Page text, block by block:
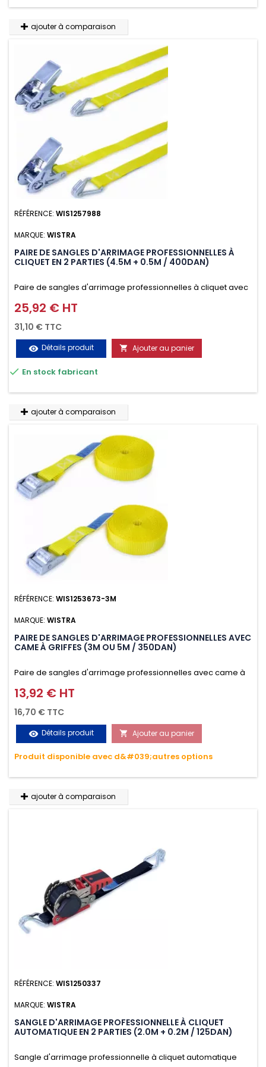
ajouter à comparaison
RÉFÉRENCE: WIS1257988
MARQUE: WISTRA
PAIRE DE SANGLES D'ARRIMAGE PROFESSIONNELLES À
CLIQUET EN 2 PARTIES (4.5M + 0.5M / 400DAN)
Paire de sangles d'arrimage professionnelles à cliquet avec
crochet en 2 parties (4.5M + 0.5M / 400daN), simple et rapide
d'utilisation. Permet d'arrimer et de sécuriser
vos chargements pendant le transport. Matière polyester
très résistante aux UV et aux variations de températures,
n'absorbe pas l'eau.
Prix
25,92 € HT
31,10 € TTC
visibility Détails produit  Ajouter au panier
 En stock fabricant
ajouter à comparaison
RÉFÉRENCE: WIS1253673-3M
MARQUE: WISTRA
PAIRE DE SANGLES D'ARRIMAGE PROFESSIONNELLES AVEC
CAME À GRIFFES (3M OU 5M / 350DAN)
Paire de sangles d'arrimage professionnelles avec came à
griffes (3M ou 5M / 350daN), simple et rapide d'utilisation.
Permet d'arrimer et de sécuriser vos chargements pendant
le transport. Matière polyester très résistante aux UV et aux
variations de températures, n'absorbe pas l'eau.
Prix
13,92 € HT
16,70 € TTC
visibility Détails produit  Ajouter au panier
Produit disponible avec d&#039;autres options
ajouter à comparaison
RÉFÉRENCE: WIS1250337
MARQUE: WISTRA
SANGLE D'ARRIMAGE PROFESSIONNELLE À CLIQUET
AUTOMATIQUE EN 2 PARTIES (2.0M + 0.2M / 125DAN)
Sangle d'arrimage professionnelle à cliquet automatique